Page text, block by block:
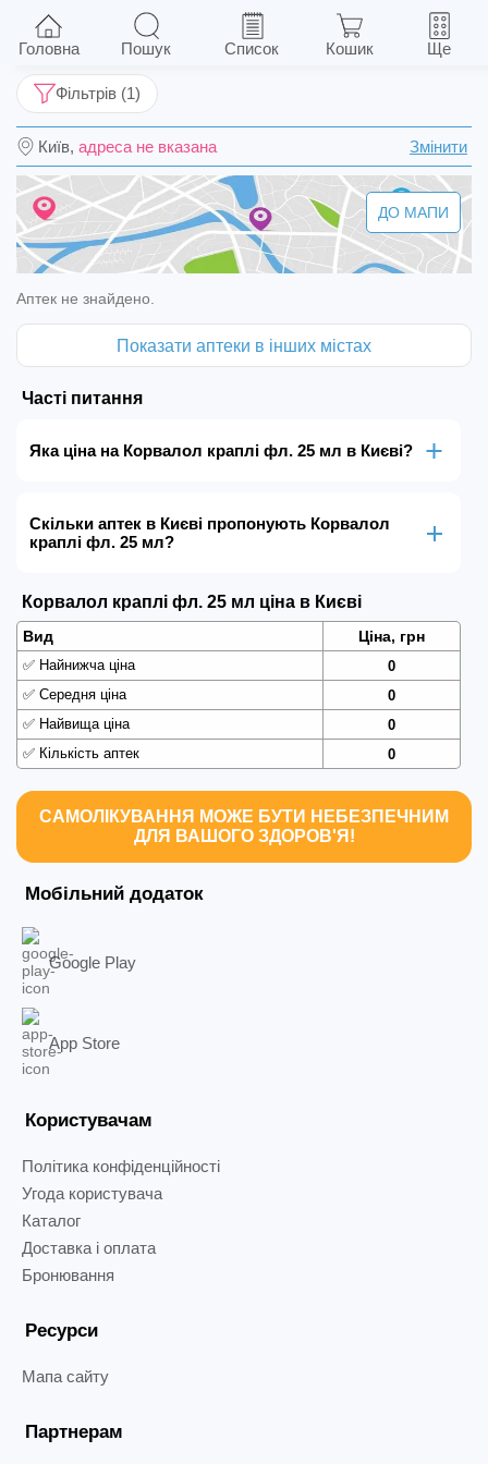
Корвалол краплі фл. 25 мл
Київ, адреса не вказана Змінити
Фільтрів (1)
ДО МАПИ
Аптек не знайдено.
Показати аптеки в інших містах
Часті питання
Яка ціна на Корвалол краплі фл. 25 мл в Києві?
Скільки аптек в Києві пропонують Корвалол
краплі фл. 25 мл?
Корвалол краплі фл. 25 мл ціна в Києві
Вид Ціна, грн
✅ Найнижча ціна
0
✅ Середня ціна
0
✅ Найвища ціна
0
✅ Кількість аптек 0
САМОЛІКУВАННЯ МОЖЕ БУТИ НЕБЕЗПЕЧНИМ
ДЛЯ ВАШОГО ЗДОРОВ'Я!
Мобільний додаток
Google Play
App Store
Користувачам
Політика конфіденційності
Угода користувача
Каталог
Доставка і оплата
Бронювання
Ресурси
Мапа сайту
Партнерам
Головна Пошук Список Кошик Ще